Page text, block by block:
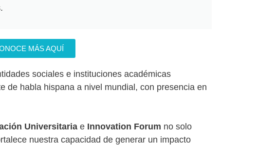
MÁS AQUÍ
sociales e instituciones académicas
de habla hispana a nivel mundial, con presencia en
Universitaria e Innovation Forum no solo
nuestra capacidad de generar un impacto